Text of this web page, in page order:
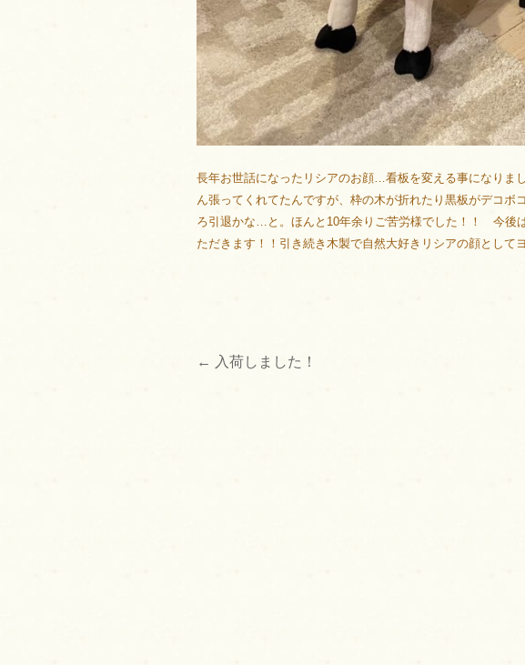
長年お世話になったリシアのお顔…看板を変える事になり
ん張ってくれてたんですが、枠の木が折れたり黒板がデコボ
ろ引退かな…と。ほんと10年余りご苦労様でした！！ 今後
ただきます！！引き続き木製で自然大好きリシアの顔として
投
← 入荷しました！